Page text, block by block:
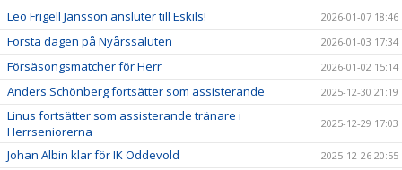
Leo Frigell Jansson ansluter till Eskils! 2026-01-07 18:46
Första dagen på Nyårssaluten 2026-01-03 17:34
Försäsongsmatcher för Herr 2026-01-02 15:14
Anders Schönberg fortsätter som assisterande 2025-12-30 21:19
Linus fortsätter som assisterande tränare i
Herrseniorerna
2025-12-29 17:03
Johan Albin klar för IK Oddevold 2025-12-26 20:55